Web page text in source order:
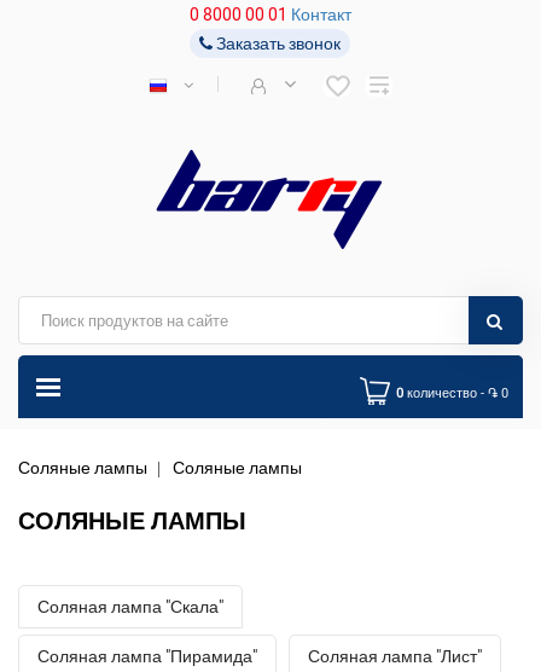
0 8000 00 01 Контакт
Заказать звонок
0 количество - ֏ 0
Соляные лампы Соляные лампы
СОЛЯНЫЕ ЛАМПЫ
Соляная лампа "Скала"
Соляная лампа "Пирамида" Соляная лампа "Лист"